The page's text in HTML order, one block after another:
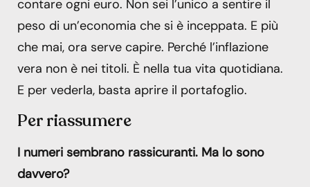
contare ogni euro. Non sei l’unico a sentire il
peso di un’economia che si è inceppata. E più
che mai, ora serve capire. Perché l’inflazione
vera non è nei titoli. È nella tua vita quotidiana.
E per vederla, basta aprire il portafoglio.
Per riassumere
I numeri sembrano rassicuranti. Ma lo sono
davvero?